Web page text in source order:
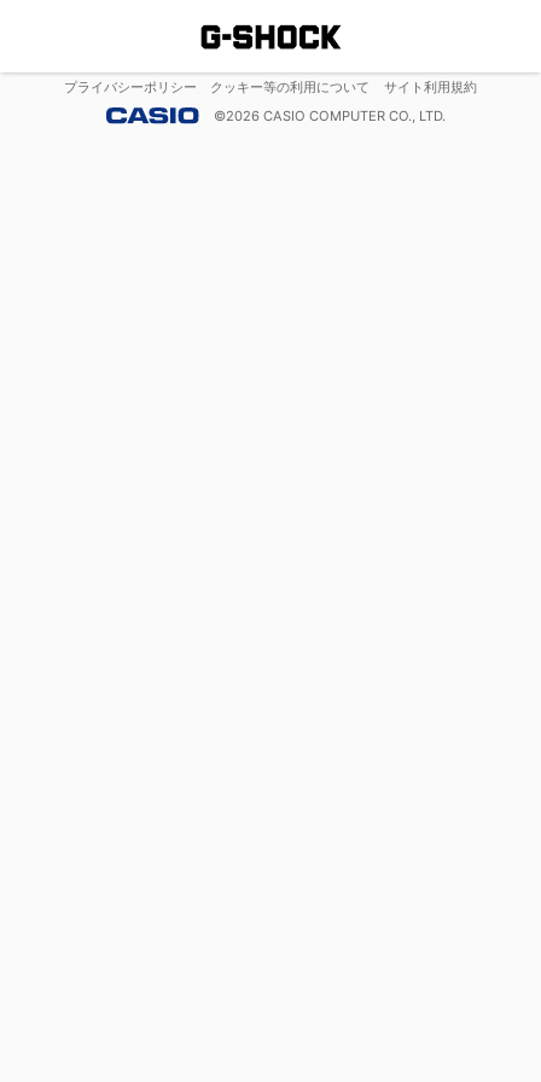
プライバシーポリシー クッキー等の利用について
サイト利用規約
©2026 CASIO COMPUTER CO., LTD.